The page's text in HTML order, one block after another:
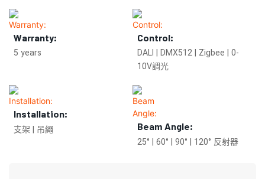
Warranty:
5 years
Control:
DALI | DMX512 | Zigbee | 0-
10V調光
Installation:
支架 | 吊繩 Beam Angle:
25° | 60° | 90° | 120° 反射器